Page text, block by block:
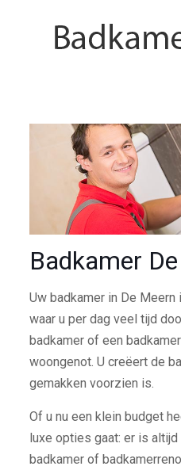
Badkamer
Uw badkamer in De
waar u per dag veel tijd
badkamer of een
woongenot. U creëert de
gemakken voorzien is.
Of u nu een klein budget
luxe opties gaat: er is
badkamer of